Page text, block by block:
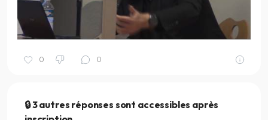
0 0
🔒 3 autres réponses sont accessibles après